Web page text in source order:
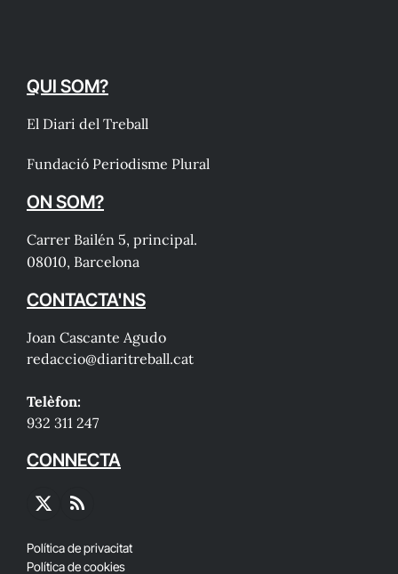
QUI SOM?
El Diari del Treball
Fundació Periodisme Plural
ON SOM?
Carrer Bailén 5, principal.
08010, Barcelona
CONTACTA'NS
Joan Cascante Agudo
redaccio@diaritreball.cat
Telèfon:
932 311 247
CONNECTA
X
RSS
Política de privacitat
Política de cookies